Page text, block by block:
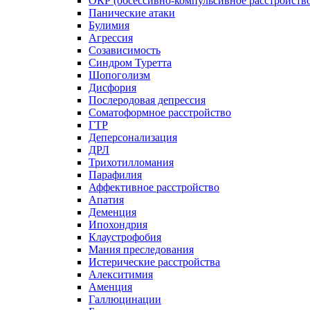
Панические атаки
Булимия
Агрессия
Созависимость
Синдром Туретта
Шопоголизм
Дисфория
Послеродовая депрессия
Соматоформное расстройство
ГТР
Деперсонализация
ДРЛ
Трихотилломания
Парафилия
Аффективное расстройство
Апатия
Деменция
Ипохондрия
Клаустрофобия
Мания преследования
Истерические расстройства
Алекситимия
Аменция
Галлюцинации